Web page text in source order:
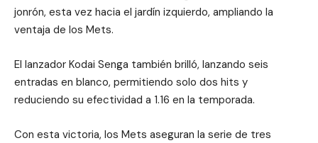
jonrón, esta vez hacia el jardín izquierdo, ampliando la
ventaja de los Mets.
El lanzador Kodai Senga también brilló, lanzando seis
entradas en blanco, permitiendo solo dos hits y
reduciendo su efectividad a 1.16 en la temporada.
Con esta victoria, los Mets aseguran la serie de tres